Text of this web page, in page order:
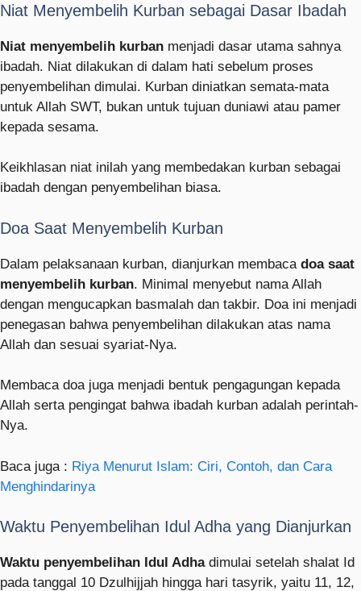
Niat Menyembelih Kurban sebagai Dasar Ibadah
Niat menyembelih kurban menjadi dasar utama sahnya
ibadah. Niat dilakukan di dalam hati sebelum proses
penyembelihan dimulai. Kurban diniatkan semata-mata
untuk Allah SWT, bukan untuk tujuan duniawi atau pamer
kepada sesama.
Keikhlasan niat inilah yang membedakan kurban sebagai
ibadah dengan penyembelihan biasa.
Doa Saat Menyembelih Kurban
Dalam pelaksanaan kurban, dianjurkan membaca doa saat
menyembelih kurban. Minimal menyebut nama Allah
dengan mengucapkan basmalah dan takbir. Doa ini menjadi
penegasan bahwa penyembelihan dilakukan atas nama
Allah dan sesuai syariat-Nya.
Membaca doa juga menjadi bentuk pengagungan kepada
Allah serta pengingat bahwa ibadah kurban adalah perintah-
Nya.
Baca juga : Riya Menurut Islam: Ciri, Contoh, dan Cara
Menghindarinya
Waktu Penyembelihan Idul Adha yang Dianjurkan
Waktu penyembelihan Idul Adhadimulai setelah shalat Id
pada tanggal 10 Dzulhijjah hingga hari tasyrik, yaitu 11, 12,